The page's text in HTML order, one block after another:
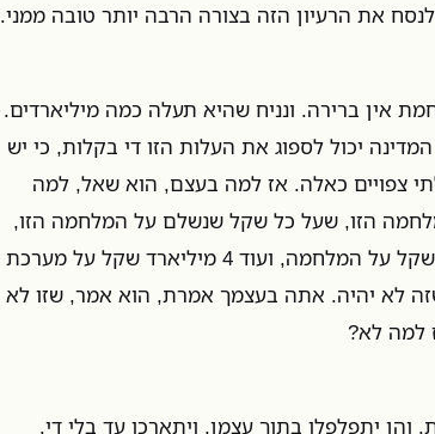
את הרעיון הזה בצורה הרבה יותר טובה ממני.
אין ברירה. ונניח שהיא תעלה כמה מיליארדים.
יכול לספוג את העלות הזו די בקלות, כי יש
צפויים כאלה. אז למה בעצם, הוא שאל, למה
הזו, שעל כל שקל שנשלם על המלחמה הזו,
נשים גם שקל על עצמנו? נגיד, 4 מיליארד שקל על המלחמה, ועוד 4 מיליארד שקל על מערכת
לא יהיה. אתה בעצמך אמרת, הוא אמר, שזו לא
למה לא?
והן יתפלפלו בתוך עצמן, ויתארכו עד בלי די.